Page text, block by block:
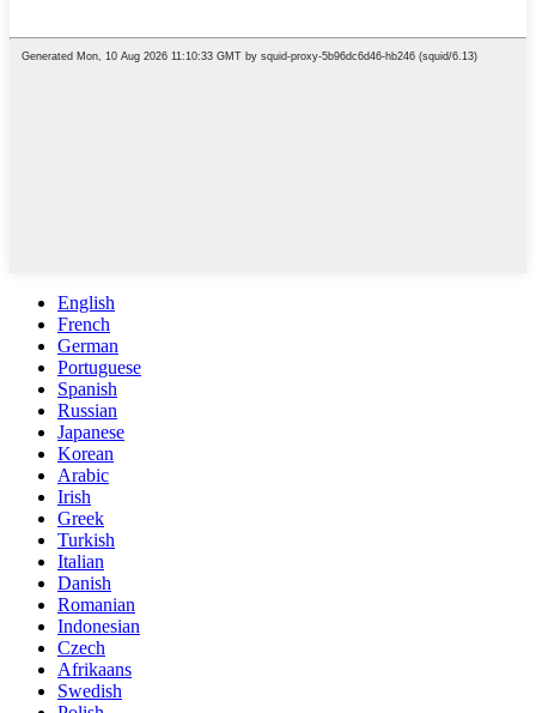
English
French
German
Portuguese
Spanish
Russian
Japanese
Korean
Arabic
Irish
Greek
Turkish
Italian
Danish
Romanian
Indonesian
Czech
Afrikaans
Swedish